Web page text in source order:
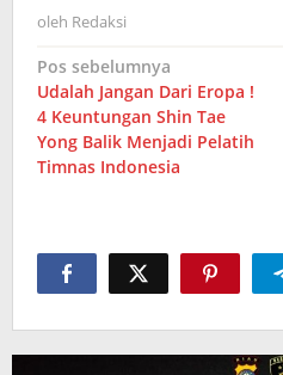
oleh Redaksi
Navigasi
pos
Pos sebelumnya
Udalah Jangan Dari Eropa !
4 Keuntungan Shin Tae
Yong Balik Menjadi Pelatih
Timnas Indonesia